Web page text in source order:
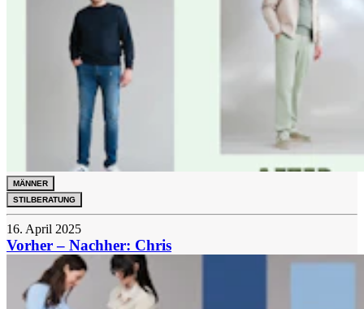
MÄNNER
STILBERATUNG
16. April 2025
Vorher – Nachher: Chris